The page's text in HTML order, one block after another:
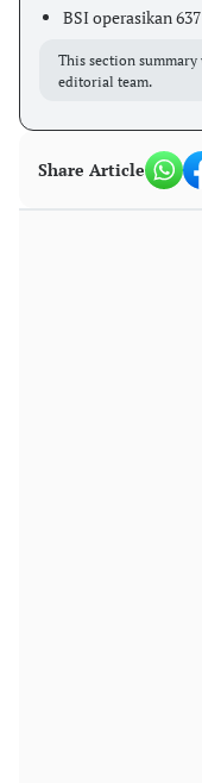
BSI operasikan
This section
editorial team.
Share Article